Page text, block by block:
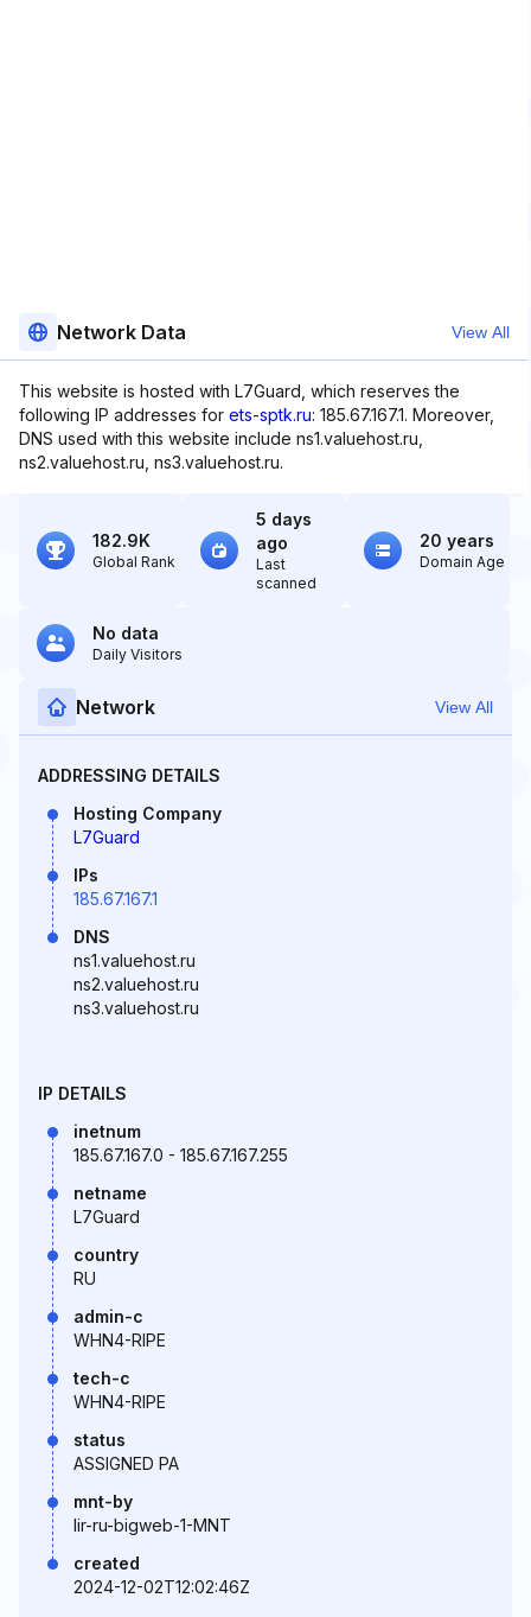
Network Data View All
This website is hosted with L7Guard, which reserves the
following IP addresses for ets-sptk.ru: 185.67.167.1. Moreover,
DNS used with this website include ns1.valuehost.ru,
ns2.valuehost.ru, ns3.valuehost.ru.
182.9K
Global Rank
5 days
ago
Last
scanned
20 years
Domain Age
No data
Daily Visitors
Network View All
ADDRESSING DETAILS
Hosting Company
L7Guard
IPs
185.67.167.1
DNS
ns1.valuehost.ru
ns2.valuehost.ru
ns3.valuehost.ru
IP DETAILS
inetnum
185.67.167.0 - 185.67.167.255
netname
L7Guard
country
RU
admin-c
WHN4-RIPE
tech-c
WHN4-RIPE
status
ASSIGNED PA
mnt-by
lir-ru-bigweb-1-MNT
created
2024-12-02T12:02:46Z